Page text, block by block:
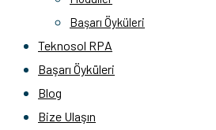
Başarı Öyküleri
Teknosol RPA
Başarı Öyküleri
Blog
Bize Ulaşın